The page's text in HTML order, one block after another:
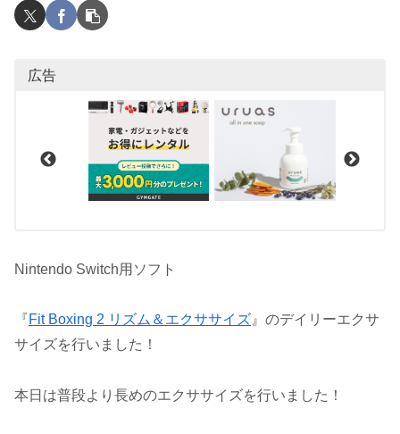
広告
Nintendo Switch用ソフト
『Fit Boxing 2 リズム＆エクササイズ 』のデイリーエクサ
サイズを行いました！
本日は普段より長めのエクササイズを行いました！